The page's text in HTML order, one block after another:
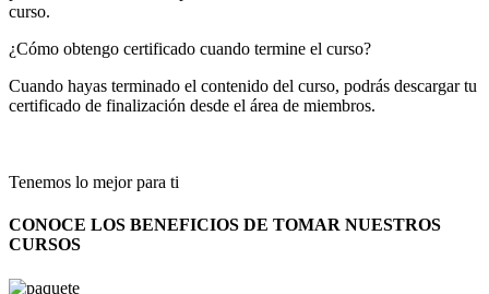
curso.
¿Cómo obtengo certificado cuando termine el curso?
Cuando hayas terminado el contenido del curso, podrás descargar tu
certificado de finalización desde el área de miembros.
Tenemos lo mejor para ti
CONOCE LOS BENEFICIOS DE TOMAR NUESTROS
CURSOS